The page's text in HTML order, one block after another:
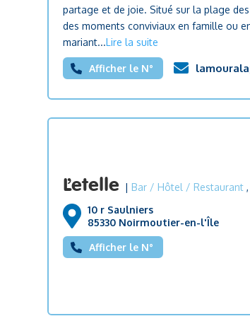
partage et de joie. Situé sur la plage
des moments conviviaux en famille ou
mariant...Lire la suite
Afficher le N°
L’etelle |Bar / Hôtel / Restaurant
10 r Saulniers
85330 Noirmoutier-en-l'Île
Afficher le N°